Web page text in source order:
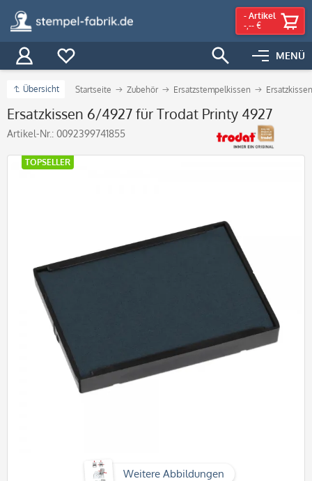
MENÜ
- Artikel
-,-- €
Übersicht Startseite Zubehör Ersatzstempelkissen
Ersatzkissen 6/4927 für Trodat Printy 4927
Artikel-Nr.: 0092399741855
Weitere Abbildungen
TOPSELLER